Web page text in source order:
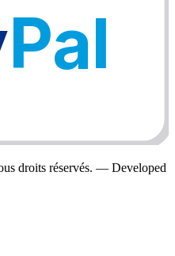
Pal
droits réservés. — Developed